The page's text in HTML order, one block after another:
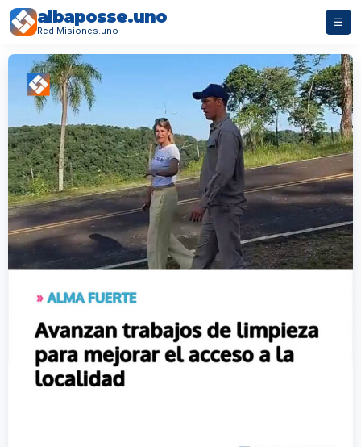
albaposse.uno
Red Misiones.uno
☰